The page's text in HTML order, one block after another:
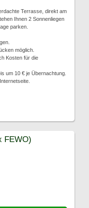
Terrasse, direkt am
Ihnen 2 Sonnenliegen
parken.
möglich.
Kosten für die
um 10 € je Übernachtung.
FEWO)